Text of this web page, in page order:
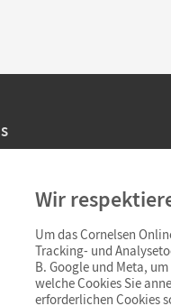
für Lehrkräfte
mit SSL-Verschlüsselung
von 4 Wochen
Wir
Um das Cornelsen
Tracking- und
B. Google und Meta,
welche Cookies Sie
erforderlichen Cookies